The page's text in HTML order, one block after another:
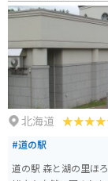
路や景色を楽しめる
めのスポットです。
北海道
#道の駅
道の駅 森と湖の里ほ